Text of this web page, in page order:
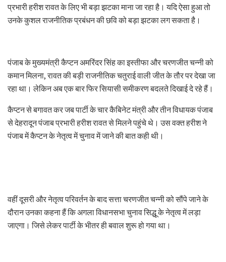
प्रभारी हरीश रावत के लिए भी बड़ा झटका माना जा रहा है। यदि ऐसा हुआ तो
उनके कुशल राजनीतिक प्रबंधन की छवि को बड़ा झटका लग सकता है।
पंजाब के मुख्यमंत्री कैप्टन अमरिंदर सिंह का इस्तीफा और चरणजीत चन्नी को
कमान मिलना, रावत की बड़ी राजनीतिक चतुराई वाली जीत के तौर पर देखा जा
रहा था। लेकिन अब एक बार फिर सियासी समीकरण बदलते दिखाई दे रहे हैं।
कैप्टन से बगावत कर जब पार्टी के चार कैबिनेट मंत्री और तीन विधायक पंजाब
से देहरादून पंजाब प्रभारी हरीश रावत से मिलने पहुंचे थे। उस वक्त हरीश ने
पंजाब में कैप्टन के नेतृत्व में चुनाव में जाने की बात कही थी।
वहीं दूसरी और नेतृत्व परिवर्तन के बाद सत्ता चरणजीत चन्नी को सौंपे जाने के
दौरान उनका कहना हैं कि अगला विधानसभा चुनाव सिद्धू के नेतृत्व में लड़ा
जाएगा। जिसे लेकर पार्टी के भीतर ही बवाल शुरू हो गया था।